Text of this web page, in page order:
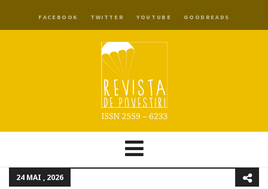
FACEBOOK TWITTER YOUTUBE GOODREADS
24 MAI , 2026